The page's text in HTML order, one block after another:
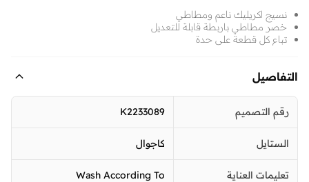
نسيج اكريليك ناعم ومطاطي
خصر مطاطي باربطة قابلة للتعديل
تباع كل قطعة على حدة
التفاصيل
رقم التصميم K2233089
الستايل كاجوال
تعليمات العناية
Wash According To